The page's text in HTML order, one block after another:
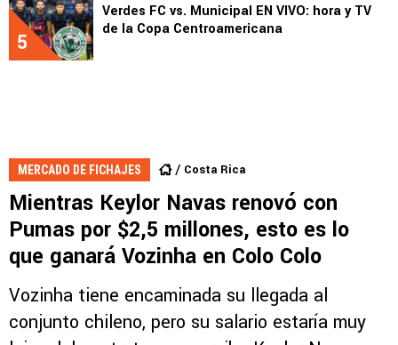
5
Verdes FC vs. Municipal EN VIVO: hora y TV
de la Copa Centroamericana
MERCADO DE FICHAJES Costa Rica
Mientras Keylor Navas renovó con
Pumas por $2,5 millones, esto es lo
que ganará Vozinha en Colo Colo
Vozinha tiene encaminada su llegada al
conjunto chileno, pero su salario estaría muy